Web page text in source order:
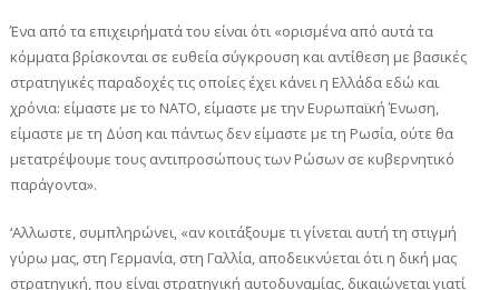
Ένα από τα επιχειρήματά του είναι ότι «ορισμένα από αυτά τα
κόμματα βρίσκονται σε ευθεία σύγκρουση και αντίθεση με βασικές
στρατηγικές παραδοχές τις οποίες έχει κάνει η Ελλάδα εδώ και
χρόνια: είμαστε με το ΝΑΤΟ, είμαστε με την Ευρωπαϊκή Ένωση,
είμαστε με τη Δύση και πάντως δεν είμαστε με τη Ρωσία, ούτε θα
μετατρέψουμε τους αντιπροσώπους των Ρώσων σε κυβερνητικό
παράγοντα».
‘Αλλωστε, συμπληρώνει, «αν κοιτάξουμε τι γίνεται αυτή τη στιγμή
γύρω μας, στη Γερμανία, στη Γαλλία, αποδεικνύεται ότι η δική μας
στρατηγική, που είναι στρατηγική αυτοδυναμίας, δικαιώνεται γιατί